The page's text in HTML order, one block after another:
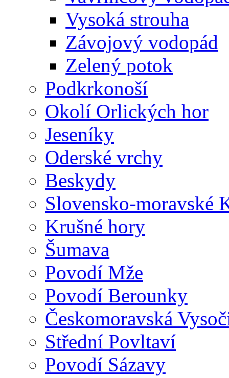
Vysoká strouha
Závojový vodopád
Zelený potok
Podkrkonoší
Okolí Orlických hor
Jeseníky
Oderské vrchy
Beskydy
Slovensko-moravské
Krušné hory
Šumava
Povodí Mže
Povodí Berounky
Českomoravská
Střední Povltaví
Povodí Sázavy